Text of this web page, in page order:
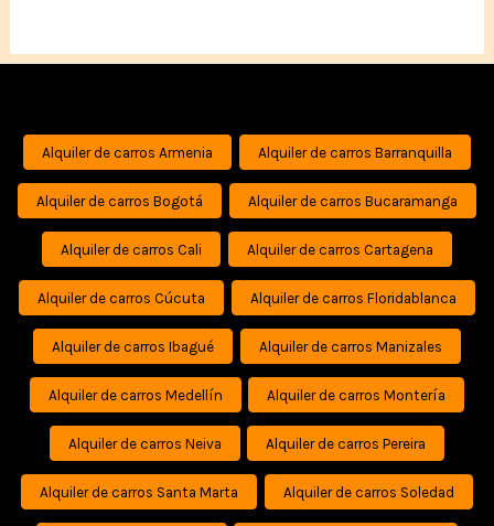
Alquiler de carros Armenia Alquiler de carros Barranquilla
Alquiler de carros Bogotá Alquiler de carros Bucaramanga
Alquiler de carros Cali Alquiler de carros Cartagena
Alquiler de carros Cúcuta Alquiler de carros Floridablanca
Alquiler de carros Ibagué Alquiler de carros Manizales
Alquiler de carros Medellín Alquiler de carros Montería
Alquiler de carros Neiva Alquiler de carros Pereira
Alquiler de carros Santa Marta Alquiler de carros Soledad